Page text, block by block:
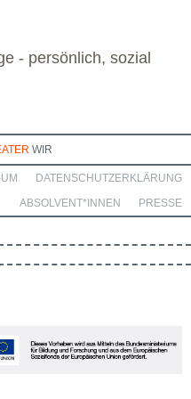
- persönlich, sozial
WIR
DATENSCHUTZERKLÄRUNG
PRESSE
ABSOLVENT*INNEN